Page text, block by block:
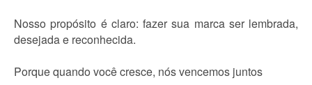
Nosso propósito é claro: fazer sua marca ser lembrada,
desejada e reconhecida.
Porque quando você cresce, nós vencemos juntos